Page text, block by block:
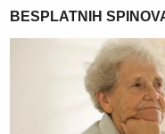
BESPLATNIH